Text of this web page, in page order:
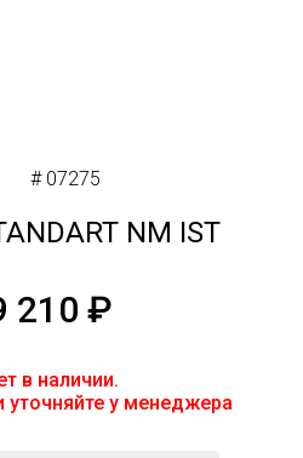
# 07275
NM IST
210 ₽
в наличии.
уточняйте у менеджера